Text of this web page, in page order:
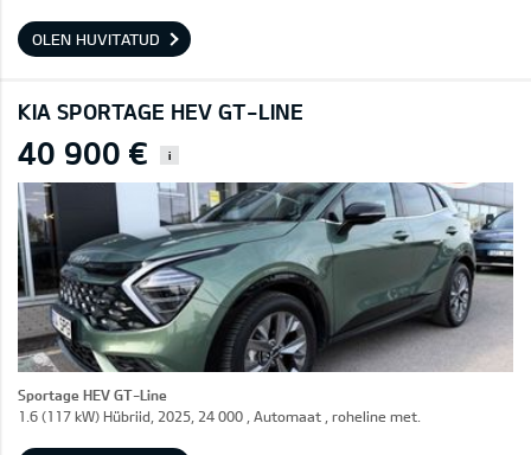
OLEN HUVITATUD
KIA SPORTAGE HEV GT-LINE
40 900 € i
Sportage HEV GT-Line
1.6 (117 kW) Hübriid, 2025, 24 000 , Automaat , roheline met.